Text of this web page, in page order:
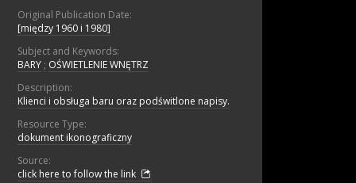
Original Publication Date:
[między 1960 i 1980]
Subject and Keywords:
BARY ; OŚWIETLENIE WNĘTRZ
Description:
Klienci i obsługa baru oraz podświtlone napisy.
Resource Type:
dokument ikonograficzny
Source:
click here to follow the link